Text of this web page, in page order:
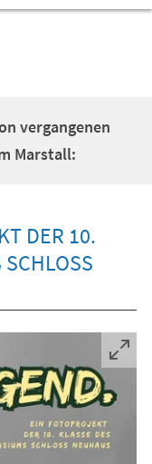
vergangenen
Marstall:
DER 10.
N